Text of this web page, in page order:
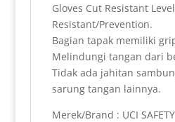
Gloves Cut Resistant
Resistant/Prevention.
Bagian tapak memiliki
Melindungi tangan dari
Tidak ada jahitan
sarung tangan lainnya.
Merek/Brand : UCI SAFETY